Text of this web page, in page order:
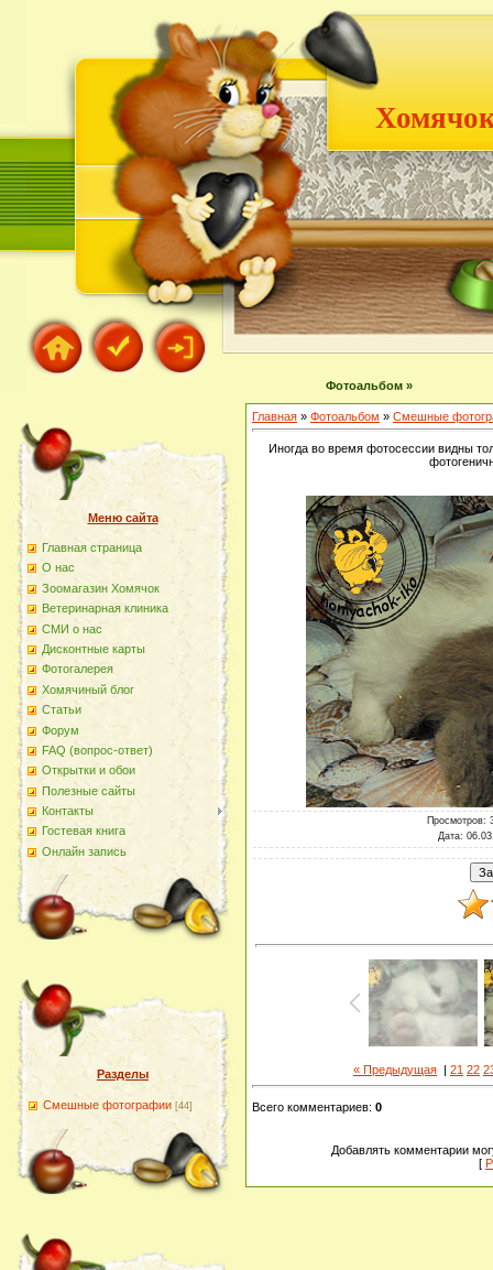
Фотоальбом »
Меню сайта
Главная страница
О наc
Зоомагазин Хомячок
Ветеринарная клиника
СМИ о нас
Дисконтные карты
Фотогалерея
Хомячиный блог
Статьи
Форум
FAQ (вопрос-ответ)
Открытки и обои
Полезные сайты
Контакты
Гостевая книга
Онлайн запись
Разделы
Смешные фотографии [44]
Главная » Фотоальбом » Смешные
Иногда во время фотосессии видны
Просмотров:
Дата:
« Предыдущая | 21 22
Всего комментариев: 0
Добавлять комментарии
[